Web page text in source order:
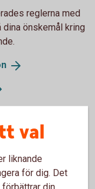
reglerna med
önskemål kring
val
liknande
för dig. Det
förbättrar din